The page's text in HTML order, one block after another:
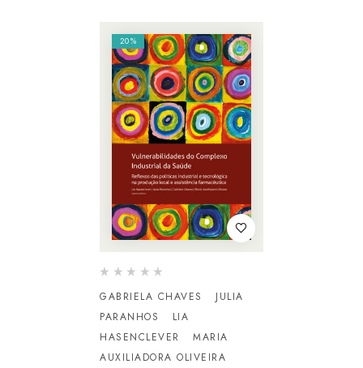
20%
GABRIELA CHAVES
JULIA
PARANHOS
LIA
HASENCLEVER
MARIA
AUXILIADORA OLIVEIRA